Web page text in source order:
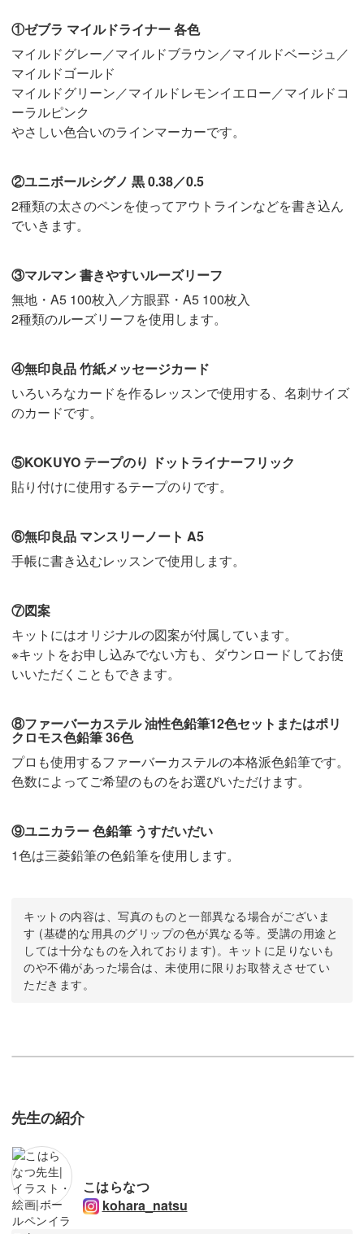
①ゼブラ マイルドライナー 各色
マイルドグレー／マイルドブラウン／マイルドベージュ／
マイルドゴールド
マイルドグリーン／マイルドレモンイエロー／マイルドコ
ーラルピンク
やさしい色合いのラインマーカーです。
②ユニボールシグノ 黒 0.38／0.5
2種類の太さのペンを使ってアウトラインなどを書き込ん
でいきます。
③マルマン 書きやすいルーズリーフ
無地・A5 100枚入／方眼罫・A5 100枚入
2種類のルーズリーフを使用します。
④無印良品 竹紙メッセージカード
いろいろなカードを作るレッスンで使用する、名刺サイズ
のカードです。
⑤KOKUYO テープのり ドットライナーフリック
貼り付けに使用するテープのりです。
⑥無印良品 マンスリーノート A5
手帳に書き込むレッスンで使用します。
⑦図案
キットにはオリジナルの図案が付属しています。
※キットをお申し込みでない方も、ダウンロードしてお使
いいただくこともできます。
⑧ファーバーカステル 油性色鉛筆12色セットまたはポリ
クロモス色鉛筆 36色
プロも使用するファーバーカステルの本格派色鉛筆です。
色数によってご希望のものをお選びいただけます。
⑨ユニカラー 色鉛筆 うすだいだい
1色は三菱鉛筆の色鉛筆を使用します。
キットの内容は、写真のものと一部異なる場合がございま
す (基礎的な用具のグリップの色が異なる等。受講の用途と
しては十分なものを入れております)。キットに足りないも
のや不備があった場合は、未使用に限りお取替えさせてい
ただきます。
先生の紹介
こはらなつ
kohara_natsu